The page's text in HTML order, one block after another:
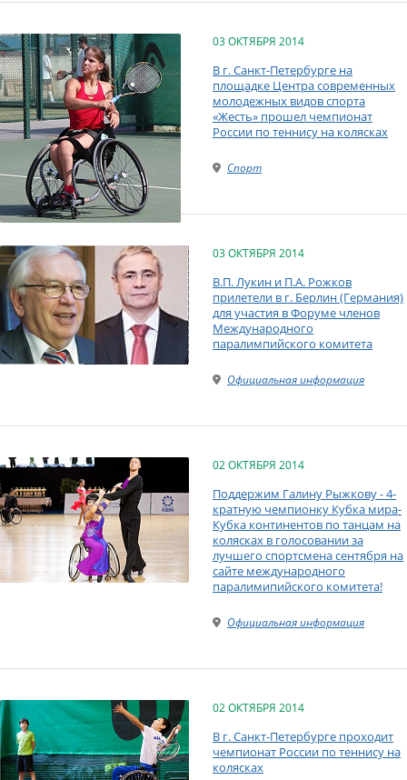
03 ОКТЯБРЯ 2014
В г. Санкт-Петербурге на
площадке Центра современных
молодежных видов спорта
«Жесть» прошел чемпионат
России по теннису на колясках
Спорт
03 ОКТЯБРЯ 2014
В.П. Лукин и П.А. Рожков
прилетели в г. Берлин (Германия)
для участия в Форуме членов
Международного
паралимпийского комитета
Официальная информация
02 ОКТЯБРЯ 2014
Поддержим Галину Рыжкову - 4-
кратную чемпионку Кубка мира-
Кубка континентов по танцам на
колясках в голосовании за
лучшего спортсмена сентября на
сайте международного
паралимипийского комитета!
Официальная информация
02 ОКТЯБРЯ 2014
В г. Санкт-Петербурге проходит
чемпионат России по теннису на
колясках